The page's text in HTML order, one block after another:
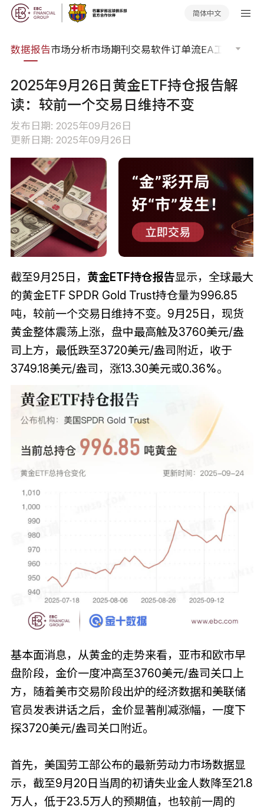
简体中文
数据报告市场分析市场期刊交易软件订单流EA工具库
2025年9月26日黄金ETF持仓报告解
读：较前一个交易日维持不变
发布日期: 2025年09月26日
更新日期: 2025年09月26日
截至9月25日， 黄金ETF持仓报告显示，全球最大
的黄金ETF SPDR Gold Trust持仓量为996.85
吨，较前一个交易日维持不变。9月25日，现货
黄金整体震荡上涨，盘中最高触及3760美元/盎
司上方，最低跌至3720美元/盎司附近，收于
3749.18美元/盎司，涨13.30美元或0.36%。
基本面消息，从黄金的走势来看，亚市和欧市早
盘阶段，金价一度冲高至3760美元/盎司关口上
方，随着美市交易阶段出炉的经济数据和美联储
官员发表讲话之后，金价显著削减涨幅，一度下
探3720美元/盎司关口附近。
首先，美国劳工部公布的最新劳动力市场数据显
示，截至9月20日当周的初请失业金人数降至21.8
万人，低于23.5万人的预期值，也较前一周的